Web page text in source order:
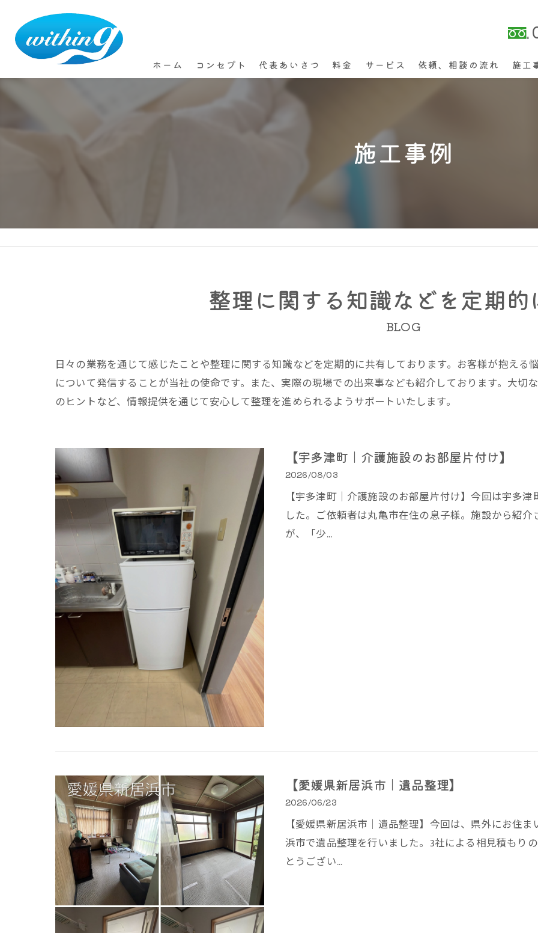
ホーム コンセプト 代表あいさつ 料金 サービス 依頼、相談の流れ 施工
施工事例
整理に関する知識などを定期的
BLOG
日々の業務を通じて感じたことや整理に関する知識などを定期的に共有しております。お客様が抱える
について発信することが当社の使命です。また、実際の現場での出来事なども紹介しております。大切
のヒントなど、情報提供を通じて安心して整理を進められるようサポートいたします。
【宇多津町｜介護施設のお部屋片付け】
2026/08/03
【宇多津町｜介護施設のお部屋片付け】今回は宇多
した。ご依頼者は丸亀市在住の息子様。施設から紹
が、「少…
【愛媛県新居浜市｜遺品整理】
2026/06/23
【愛媛県新居浜市｜遺品整理】今回は、県外にお住
浜市で遺品整理を行いました。3社による相見積もり
とうござい…